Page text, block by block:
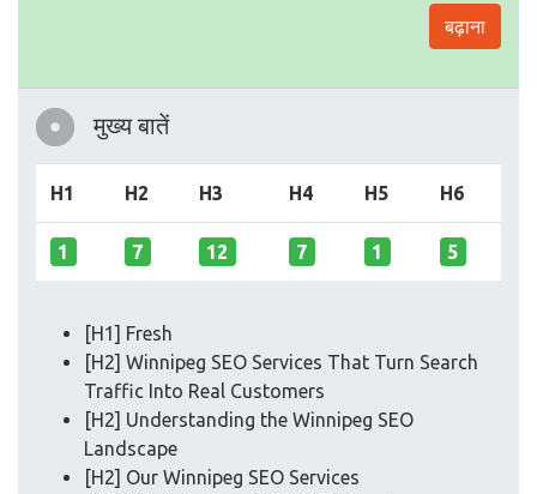
बढ़ाना
मुख्य बातें
H1 H2 H3 H4 H5 H6
1 7 12 7 1 5
[H1] Fresh
[H2] Winnipeg SEO Services That Turn Search
Traffic Into Real Customers
[H2] Understanding the Winnipeg SEO
Landscape
[H2] Our Winnipeg SEO Services